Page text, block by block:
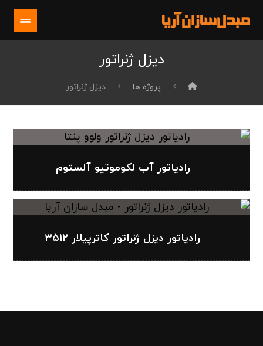
دیزل ژنراتور
پروژه ها دیزل ژنراتور
رادیاتور آب لکوموتیو آلستوم
رادیاتور دیزل ژنراتور کاترپیلار ۳۵۱۲